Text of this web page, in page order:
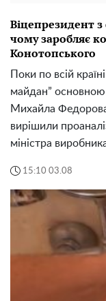
Віцепрезидент з
чому заробляє
Конотопського
Поки по всій
майдан”
Михайла
вирішили
міністра
15:10 03.08